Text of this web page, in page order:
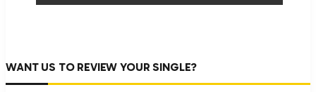
WANT US TO REVIEW YOUR SINGLE?